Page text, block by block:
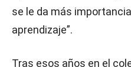
se le da más
aprendizaje”.
Tras esos años en el